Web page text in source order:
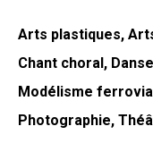
Arts plastiques,
Chant choral,
Modélisme
Photographie,